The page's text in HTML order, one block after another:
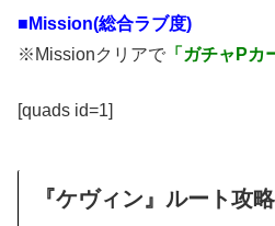
■Mission(総合ラブ度)
※Missionクリアで 「ガチャPカ
[quads id=1]
『ケヴィン』ルート攻略